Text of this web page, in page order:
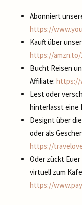
Abonniert
https://
Kauft über
https://amzn.to/
Bucht Reisen
Affiliate: https://
Lest oder
hinterlasst eine
Designt über
oder als
https://
Oder zückt
virtuell zum
https://